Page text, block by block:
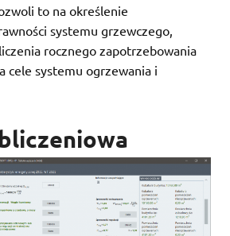
to na określenie
systemu grzewczego,
rocznego zapotrzebowania
cele systemu ogrzewania i